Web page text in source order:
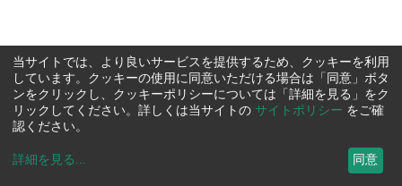
当サイトでは、より良いサービスを提供するため、クッキーを利用
しています。クッキーの使用に同意いただける場合は「同意」ボタ
ンをクリックし、クッキーポリシーについては「詳細を見る」をク
リックしてください。詳しくは当サイトの サイトポリシー をご確
認ください。
詳細を見る ... 同意